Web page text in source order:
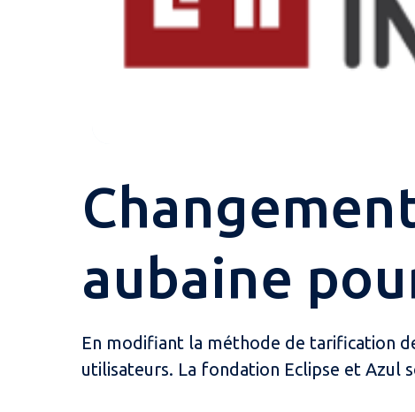
aubaine
En modifiant la méthode de tarification
utilisateurs. La fondation Eclipse et Azul